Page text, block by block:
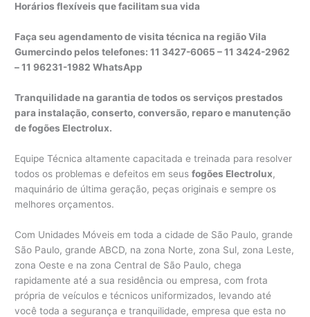
Horários flexíveis que facilitam sua vida
Faça seu agendamento de visita técnica na região Vila
Gumercindo pelos telefones: 11 3427-6065 – 11 3424-2962
– 11 96231-1982 WhatsApp
Tranquilidade na garantia de todos os serviços prestados
para instalação, conserto, conversão, reparo e manutenção
de fogões Electrolux.
Equipe Técnica altamente capacitada e treinada para resolver
todos os problemas e defeitos em seusfogões Electrolux,
maquinário de última geração, peças originais e sempre os
melhores orçamentos.
Com Unidades Móveis em toda a cidade de São Paulo, grande
São Paulo, grande ABCD, na zona Norte, zona Sul, zona Leste,
zona Oeste e na zona Central de São Paulo, chega
rapidamente até a sua residência ou empresa, com frota
própria de veículos e técnicos uniformizados, levando até
você toda a segurança e tranquilidade, empresa que esta no